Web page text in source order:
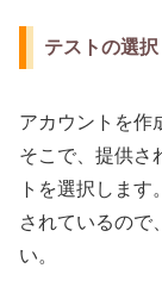
テストの選択
アカウントを作
そこで、提供さ
トを選択しま
されているので
い。